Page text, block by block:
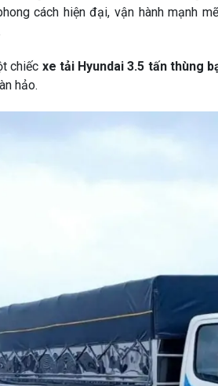
cách hiện đại, vận hành mạnh
chiếc xe tải Hyundai 3.5 tấn thùng
hảo.